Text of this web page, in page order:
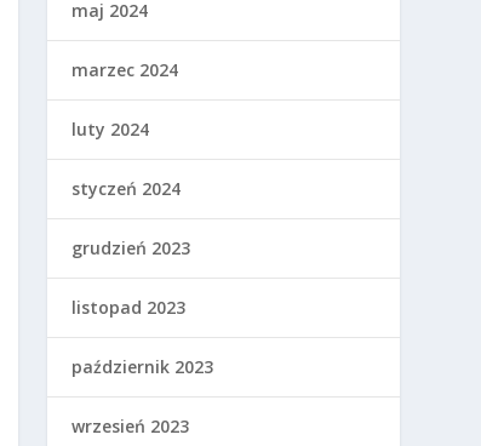
maj 2024
marzec 2024
luty 2024
styczeń 2024
grudzień 2023
listopad 2023
październik 2023
wrzesień 2023